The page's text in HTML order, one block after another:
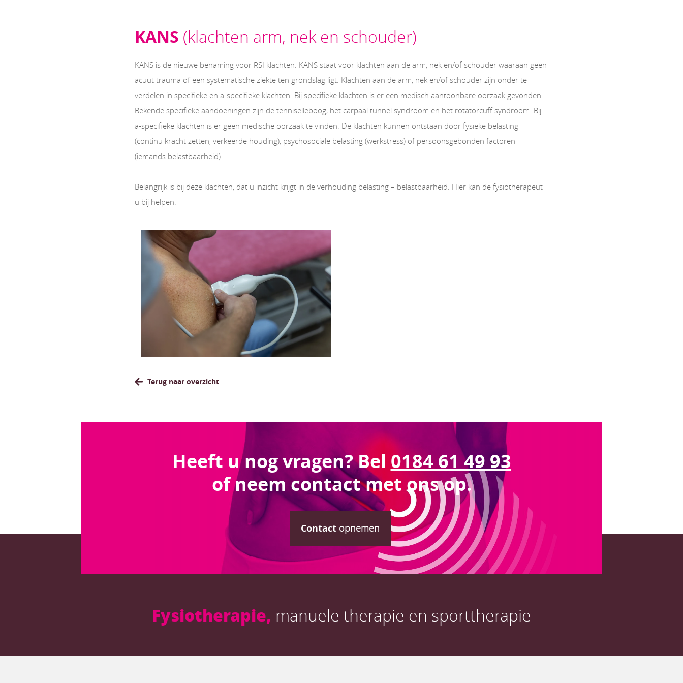
KANS (klachten arm, nek en schouder)
KANS is de nieuwe benaming voor RSI klachten. KANS staat voor klachten aan de arm, nek en/of schouder waaraan geen
acuut trauma of een systematische ziekte ten grondslag ligt. Klachten aan de arm, nek en/of schouder zijn onder te
verdelen in specifieke en a-specifieke klachten. Bij specifieke klachten is er een medisch aantoonbare oorzaak gevonden.
Bekende specifieke aandoeningen zijn de tenniselleboog, het carpaal tunnel syndroom en het rotatorcuff syndroom. Bij
a-specifieke klachten is er geen medische oorzaak te vinden. De klachten kunnen ontstaan door fysieke belasting
(continu kracht zetten, verkeerde houding), psychosociale belasting (werkstress) of persoonsgebonden factoren
(iemands belastbaarheid).
Belangrijk is bij deze klachten, dat u inzicht krijgt in de verhouding belasting – belastbaarheid. Hier kan de fysiotherapeut
u bij helpen.
Terug naar overzicht
Heeft u nog vragen? Bel 0184 61 49 93
of neem contact met ons op.
Contact opnemen
Fysiotherapie, manuele therapie en sporttherapie